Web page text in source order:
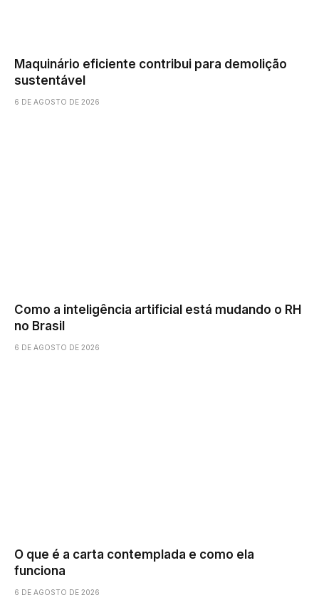
Maquinário eficiente contribui para demolição
sustentável
6 DE AGOSTO DE 2026
Como a inteligência artificial está mudando o RH
no Brasil
6 DE AGOSTO DE 2026
O que é a carta contemplada e como ela
funciona
6 DE AGOSTO DE 2026